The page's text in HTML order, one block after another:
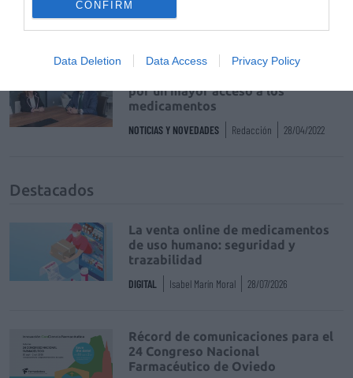
CONFIRM
Data Deletion Data Access Privacy Policy
NOTICIAS Y NOVEDADES
por un mayor acceso a los
medicamentos
NOTICIAS Y NOVEDADES Redacción 28/04/2022
Destacados
La venta online de medicamentos
de uso humano: seguridad y
trazabilidad
DIGITAL Isabel Marín Moral 28/07/2026
Récord de comunicaciones para el
24 Congreso Nacional
Farmacéutico de Oviedo